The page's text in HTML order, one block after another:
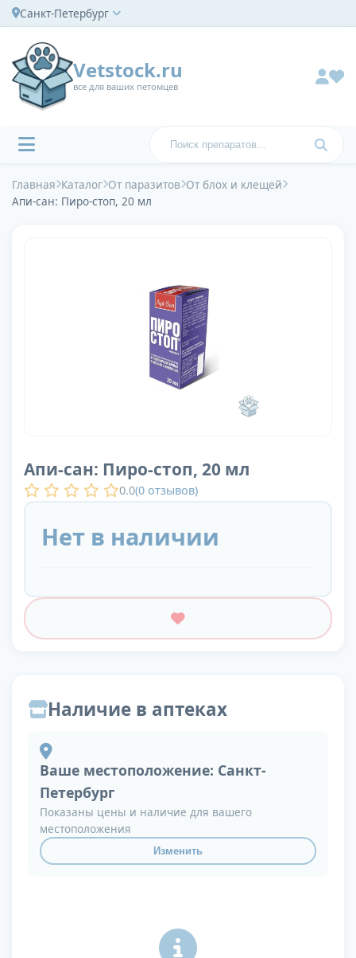
Санкт-Петербург
Vetstock.ru
все для ваших петомцев
Главная Каталог От паразитов От блох и клещей
Апи-сан: Пиро-стоп, 20 мл
Апи-сан: Пиро-стоп, 20 мл
0.0(0 отзывов)
Нет в наличии
Наличие в аптеках
Ваше местоположение: Санкт-
Петербург
Показаны цены и наличие для вашего
местоположения
Изменить